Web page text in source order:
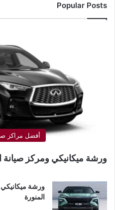
Popular Posts
أفضل مراكز
ورشة ميكانيكي ومركز صيانة
ورشة ميكانيكي
المنورة